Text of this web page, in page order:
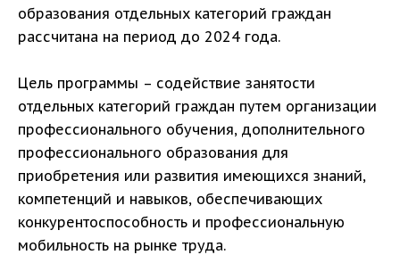
образования отдельных категорий граждан
рассчитана на период до 2024 года.
Цель программы – содействие занятости
отдельных категорий граждан путем организации
профессионального обучения, дополнительного
профессионального образования для
приобретения или развития имеющихся знаний,
компетенций и навыков, обеспечивающих
конкурентоспособность и профессиональную
мобильность на рынке труда.